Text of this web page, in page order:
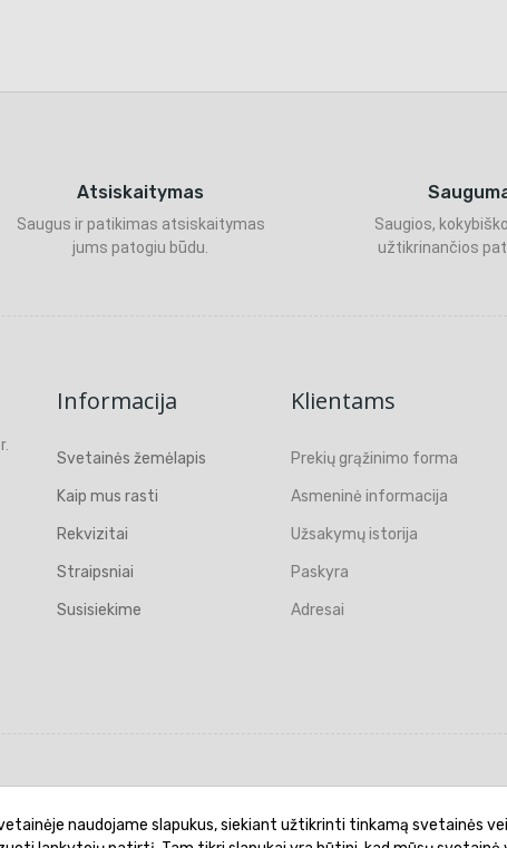
Atsiskaitymas
Saugus ir patikimas atsiskaitymas
jums patogiu būdu.
Saugios,
užtikrinančios
Informacija
Svetainės žemėlapis
Kaip mus rasti
Rekvizitai
Straipsniai
Susisiekime
Klientams
Prekių grąžinimo forma
Asmeninė informacija
Užsakymų istorija
Paskyra
Adresai
naudojame slapukus, siekiant užtikrinti tinkamą svetainės